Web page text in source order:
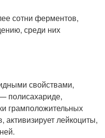
сотни ферментов,
среди них
свойствами,
полисахариде,
грамположительных
активизирует лейкоциты,